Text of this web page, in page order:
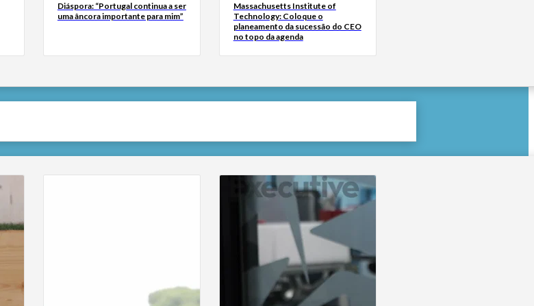
Diáspora: “Portugal continua a ser
uma âncora importante para mim”
Massachusetts Institute of
Technology: Coloque o
planeamento da sucessão do CEO
no topo da agenda